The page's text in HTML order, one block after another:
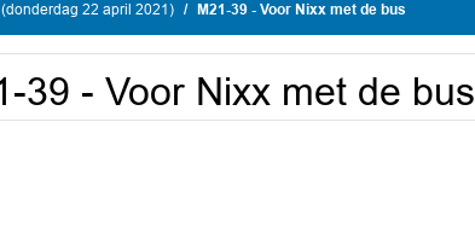
22 april 2021) M21-39 - Voor Nixx met de bus
39 - Voor Nixx met de bus